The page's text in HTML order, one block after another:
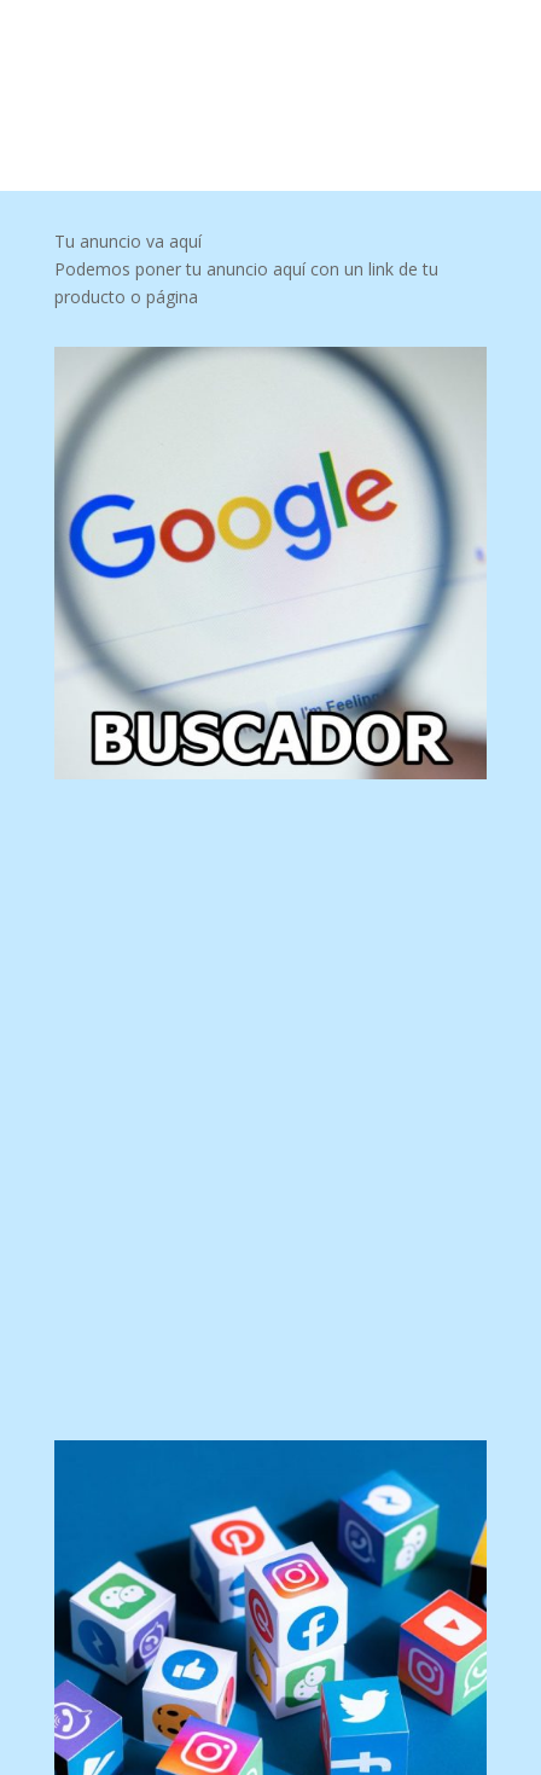
Tu anuncio va aquí
Podemos poner tu anuncio aquí con un link de tu
producto o página